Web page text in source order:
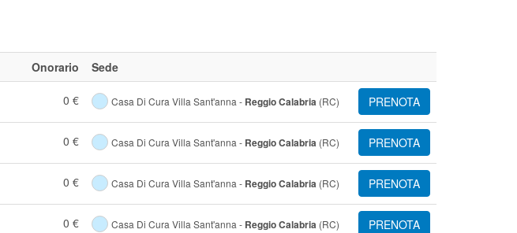
Onorario Sede
0 € Casa Di Cura Villa Sant'anna - Reggio Calabria (RC) PRENOTA
0 € Casa Di Cura Villa Sant'anna - Reggio Calabria (RC) PRENOTA
0 € Casa Di Cura Villa Sant'anna - Reggio Calabria (RC) PRENOTA
0 € Casa Di Cura Villa Sant'anna - Reggio Calabria (RC) PRENOTA